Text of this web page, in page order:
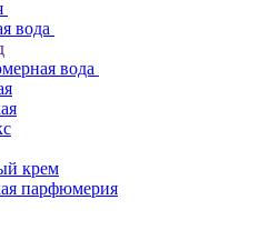
вода
вода
крем
парфюмерия